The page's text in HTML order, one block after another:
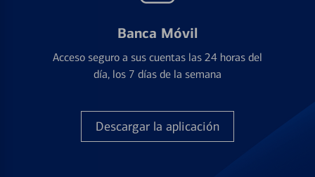
Banca Móvil
Acceso seguro a sus cuentas las 24 horas del
día, los 7 días de la semana
Descargar la aplicación